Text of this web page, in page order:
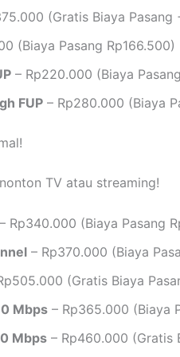
(Gratis Biaya
(Biaya Pasang Rp166.500)
– Rp220.000 (Biaya
FUP – Rp280.000 (Biaya
TV atau streaming!
– Rp340.000 (Biaya Pasang
– Rp370.000 (Biaya
(Gratis Biaya
Mbps – Rp365.000 (Biaya
Mbps – Rp460.000 (Gratis